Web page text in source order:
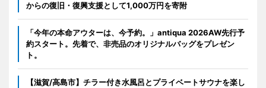
からの復旧・復興支援として1,000万円を寄附
「今年の本命アウターは、今予約。」antiqua 2026AW先行予
約スタート。先着で、非売品のオリジナルバッグをプレゼン
ト。
【滋賀/高島市】チラー付き水風呂とプライベートサウナを楽し